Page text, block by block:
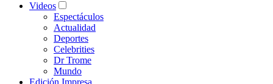
Videos
Espectáculos
Actualidad
Deportes
Celebrities
Dr Trome
Mundo
Edición Impresa